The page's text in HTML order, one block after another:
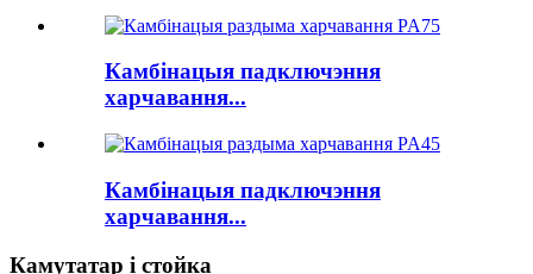
Камбінацыя падключэння
харчавання...
Камбінацыя падключэння
харчавання...
Камутатар і стойка